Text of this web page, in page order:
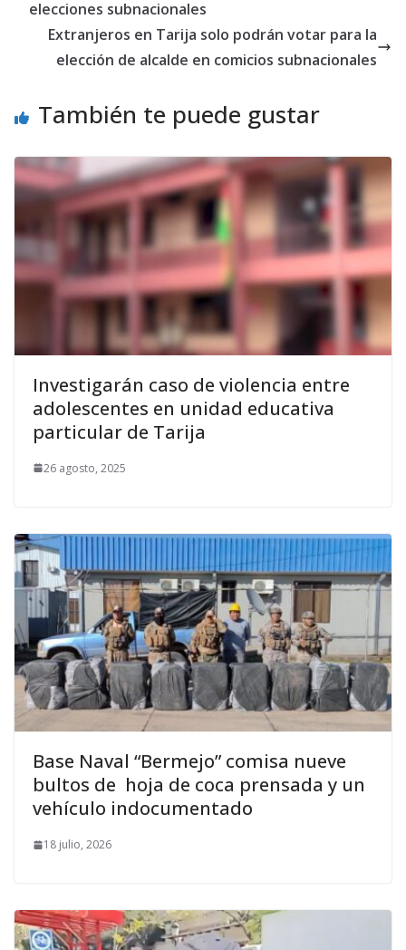
elecciones subnacionales
Extranjeros en Tarija solo podrán votar para la
elección de alcalde en comicios subnacionales
También te puede gustar
Investigarán caso de violencia entre
adolescentes en unidad educativa
particular de Tarija
26 agosto, 2025
Base Naval “Bermejo” comisa nueve
bultos de hoja de coca prensada y un
vehículo indocumentado
18 julio, 2026